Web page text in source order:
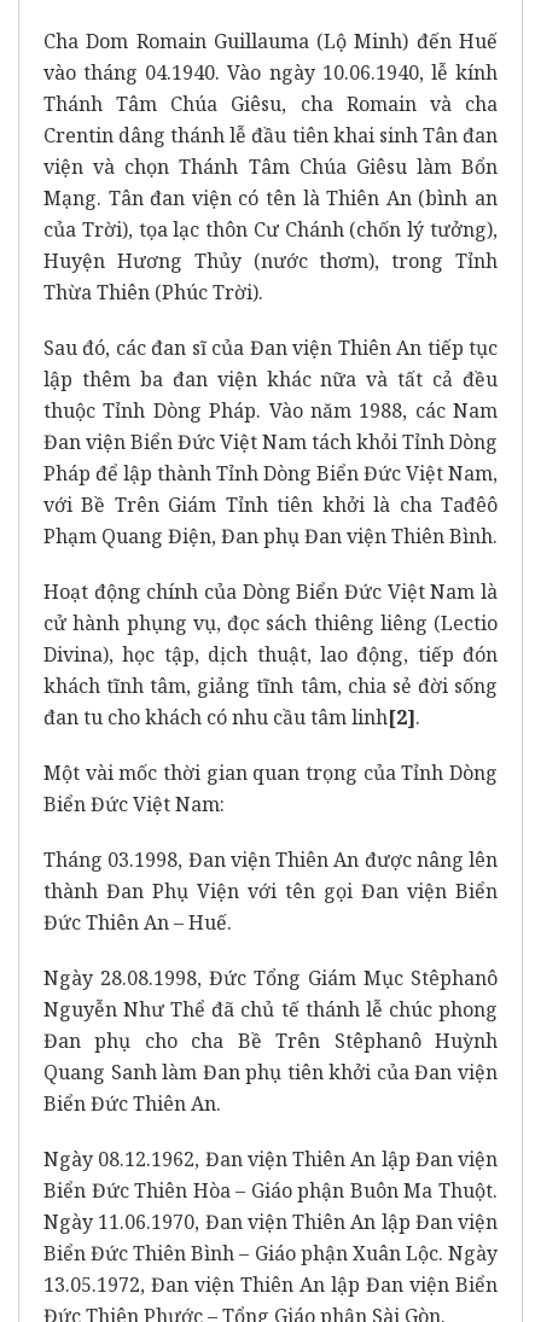
Cha Dom Romain Guillauma (Lộ Minh) đến Huế
vào tháng 04.1940. Vào ngày 10.06.1940, lễ kính
Thánh Tâm Chúa Giêsu, cha Romain và cha
Crentin dâng thánh lễ đầu tiên khai sinh Tân đan
viện và chọn Thánh Tâm Chúa Giêsu làm Bổn
Mạng. Tân đan viện có tên là Thiên An (bình an
của Trời), tọa lạc thôn Cư Chánh (chốn lý tưởng),
Huyện Hương Thủy (nước thơm), trong Tỉnh
Thừa Thiên (Phúc Trời).
Sau đó, các đan sĩ của Đan viện Thiên An tiếp tục
lập thêm ba đan viện khác nữa và tất cả đều
thuộc Tỉnh Dòng Pháp. Vào năm 1988, các Nam
Đan viện Biển Đức Việt Nam tách khỏi Tỉnh Dòng
Pháp để lập thành Tỉnh Dòng Biển Đức Việt Nam,
với Bề Trên Giám Tỉnh tiên khởi là cha Tađêô
Phạm Quang Điện, Đan phụ Đan viện Thiên Bình.
Hoạt động chính của Dòng Biển Đức Việt Nam là
cử hành phụng vụ, đọc sách thiêng liêng (Lectio
Divina), học tập, dịch thuật, lao động, tiếp đón
khách tĩnh tâm, giảng tĩnh tâm, chia sẻ đời sống
đan tu cho khách có nhu cầu tâm linh[2].
Một vài mốc thời gian quan trọng của Tỉnh Dòng
Biển Đức Việt Nam:
Tháng 03.1998, Đan viện Thiên An được nâng lên
thành Đan Phụ Viện với tên gọi Đan viện Biển
Đức Thiên An – Huế.
Ngày 28.08.1998, Đức Tổng Giám Mục Stêphanô
Nguyễn Như Thể đã chủ tế thánh lễ chúc phong
Đan phụ cho cha Bề Trên Stêphanô Huỳnh
Quang Sanh làm Đan phụ tiên khởi của Đan viện
Biển Đức Thiên An.
Ngày 08.12.1962, Đan viện Thiên An lập Đan viện
Biển Đức Thiên Hòa – Giáo phận Buôn Ma Thuột.
Ngày 11.06.1970, Đan viện Thiên An lập Đan viện
Biển Đức Thiên Bình – Giáo phận Xuân Lộc. Ngày
13.05.1972, Đan viện Thiên An lập Đan viện Biển
Đức Thiên Phước – Tổng Giáo phận Sài Gòn.